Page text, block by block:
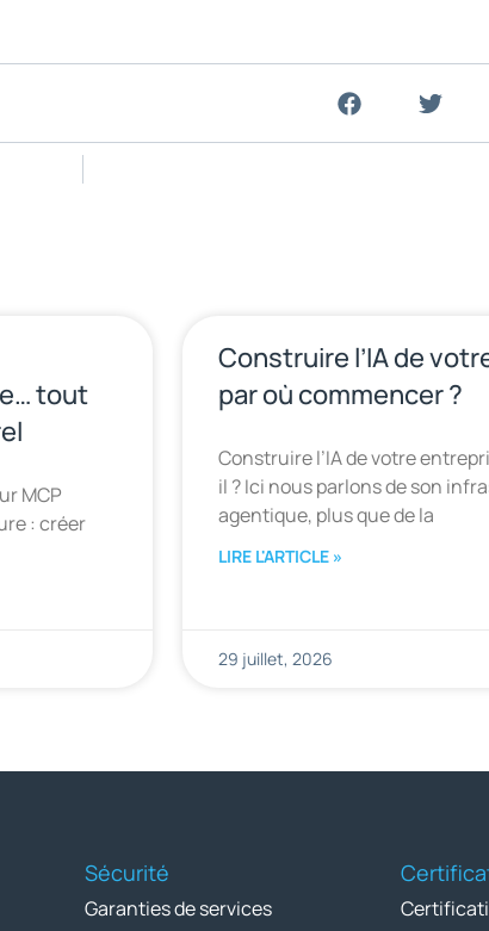
tout
MCP
: créer
Construire l’IA de
par où commencer ?
Construire l’IA de votre
il ? Ici nous parlons de son
agentique, plus que de la
LIRE L'ARTICLE »
29 juillet, 2026
Sécurité
Garanties de services